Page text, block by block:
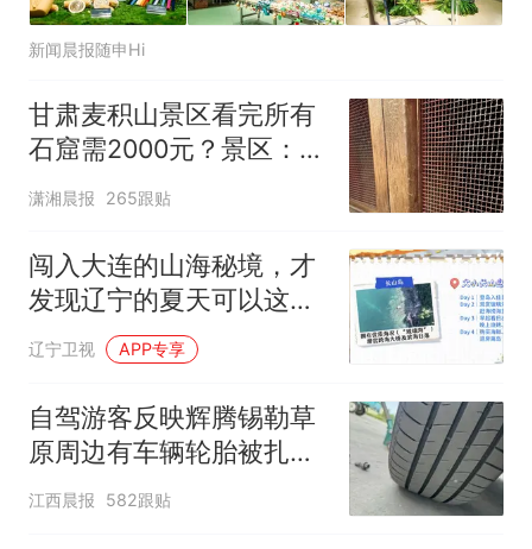
新闻晨报随申Hi
甘肃麦积山景区看完所有
石窟需2000元？景区：部
分石窟受特别保护，游客
潇湘晨报 265跟贴
闯入大连的山海秘境，才
发现辽宁的夏天可以这么
“浪”！
辽宁卫视 APP专享
自驾游客反映辉腾锡勒草
原周边有车辆轮胎被扎，
修理店铺换胎价格高达千
江西晨报 582跟贴